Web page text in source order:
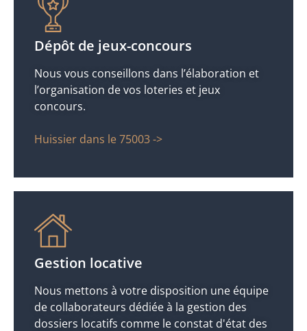
Dépôt de jeux-concours
Nous vous conseillons dans l’élaboration et
l’organisation de vos loteries et jeux
concours.
Huissier dans le 75003 ->
Gestion locative
Nous mettons à votre disposition une équipe
de collaborateurs dédiée à la gestion des
dossiers locatifs comme le constat d'état des